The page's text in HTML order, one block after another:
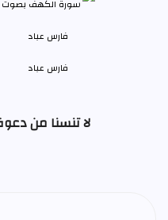
فارس عباد
لا تنسنا من